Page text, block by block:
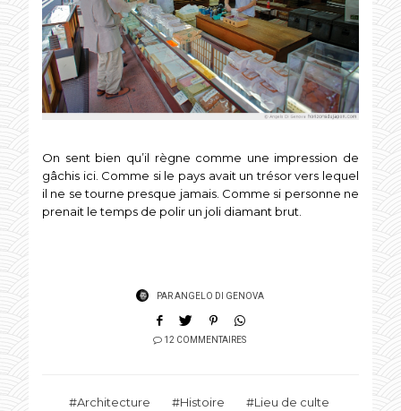
On sent bien qu’il règne comme une impression de
gâchis ici. Comme si le pays avait un trésor vers lequel
il ne se tourne presque jamais. Comme si personne ne
prenait le temps de polir un joli diamant brut.
PARANGELO DI GENOVA
12 COMMENTAIRES
Architecture Histoire
Lieu de culte